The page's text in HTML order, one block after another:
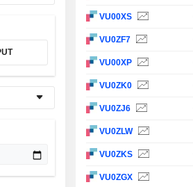
VU00XS
VU0ZF7
VU00XP
VU0ZK0
VU0ZJ6
VU0ZLW
VU0ZKS
VU0ZGX